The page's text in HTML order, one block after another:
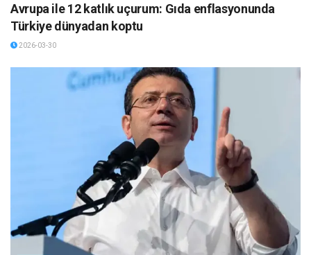
Avrupa ile 12 katlık uçurum: Gıda enflasyonunda
Türkiye dünyadan koptu
2026-03-30